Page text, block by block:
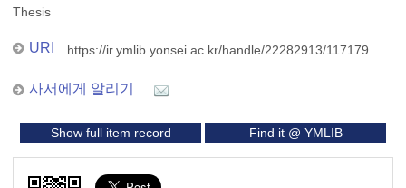
Thesis
URI https://ir.ymlib.yonsei.ac.kr/handle/22282913/117179
사서에게 알리기
Show full item record Find it @ YMLIB